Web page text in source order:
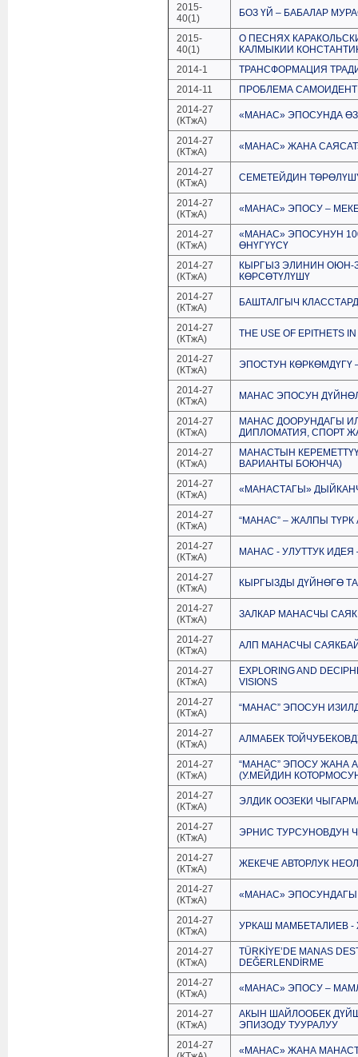
2015-
40(1)
БОЗ ҮЙ – БАБАЛАР
2015-
40(1)
О ПЕСНЯХ
КАЛМЫКИИ
2014-1
ТРАНСФОРМАЦИЯ
2014-11
ПРОБЛЕМА
2014-27
(КТжА)
«МАНАС» ЭПОСУНДА
2014-27
(КТжА)
«МАНАС» ЖАНА
2014-27
(КТжА)
СЕМЕТЕЙДИН
2014-27
(КТжА)
«МАНАС» ЭПОСУ –
2014-27
(КТжА)
«МАНАС» ЭПОСУНУН
ӨНҮГҮҮСҮ
2014-27
(КТжА)
КЫРГЫЗ ЭЛИНИН ОЮН-
КӨРСӨТҮЛҮШҮ
2014-27
(КТжА)
БАШТАЛГЫЧ
2014-27
(КТжА)
THE USE OF EPITHETS
2014-27
(КТжА)
ЭПОСТУН КӨРКӨМДҮГҮ
2014-27
(КТжА)
МАНАС ЭПОСУН
2014-27
(КТжА)
МАНАС ДООРУНДАГЫ
ДИПЛОМАТИЯ, СПОРТ
2014-27
(КТжА)
МАНАСТЫН
ВАРИАНТЫ БОЮНЧА)
2014-27
(КТжА)
«МАНАСТАГЫ»
2014-27
(КТжА)
“МАНАС” – ЖАЛПЫ
2014-27
(КТжА)
МАНАС - УЛУТТУК
2014-27
(КТжА)
КЫРГЫЗДЫ ДҮЙНӨГӨ
2014-27
(КТжА)
ЗАЛКАР МАНАСЧЫ
2014-27
(КТжА)
АЛП МАНАСЧЫ САЯКБАЙ
2014-27
(КТжА)
EXPLORING AND
VISIONS
2014-27
(КТжА)
“МАНАС” ЭПОСУН
2014-27
(КТжА)
АЛМАБЕК
2014-27
(КТжА)
“МАНАС” ЭПОСУ ЖАНА
(У.МЕЙДИН
2014-27
(КТжА)
ЭЛДИК ООЗЕКИ
2014-27
(КТжА)
ЭРНИС ТУРСУНОВДУН
2014-27
(КТжА)
ЖЕКЕЧЕ АВТОРЛУК
2014-27
(КТжА)
«МАНАС»
2014-27
(КТжА)
УРКАШ МАМБЕТАЛИЕВ
2014-27
(КТжА)
TÜRKİYE’DE MANAS
DEĞERLENDİRME
2014-27
(КТжА)
«МАНАС» ЭПОСУ –
2014-27
(КТжА)
АКЫН ШАЙЛООБЕК
ЭПИЗОДУ ТУУРАЛУУ
2014-27
«МАНАС» ЖАНА